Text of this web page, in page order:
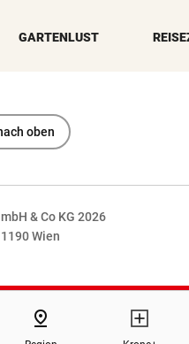
GARTENLUST
oben
& Co KG 2026
Wien
pin_drop